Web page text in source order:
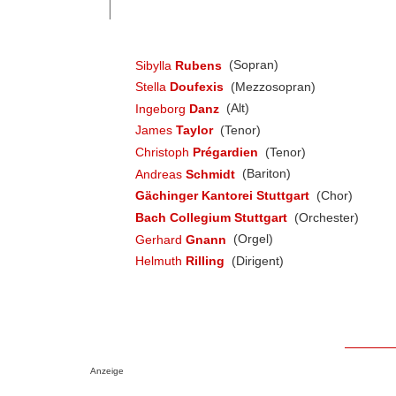
Sibylla Rubens (Sopran)
Stella Doufexis (Mezzosopran)
Ingeborg Danz (Alt)
James Taylor (Tenor)
Christoph Prégardien
(Tenor)
Andreas Schmidt (Bariton)
Gächinger Kantorei Stuttgart (Chor)
Bach Collegium Stuttgart (Orchester)
Gerhard Gnann
(Orgel)
Helmuth Rilling (Dirigent)
Anzeige